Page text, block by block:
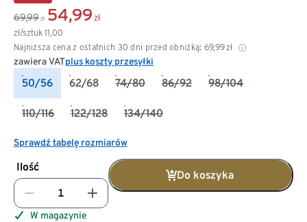
69,99 zł 54,99 zł
zł/sztuk 11,00
Najniższa cena z ostatnich 30 dni przed obniżką: 69,99zł
zawiera VATplus koszty przesyłki
50/56 62/68 74/80 86/92 98/104
110/116 122/128 134/140
Sprawdź tabelę rozmiarów
Ilość
Do koszyka
W magazynie